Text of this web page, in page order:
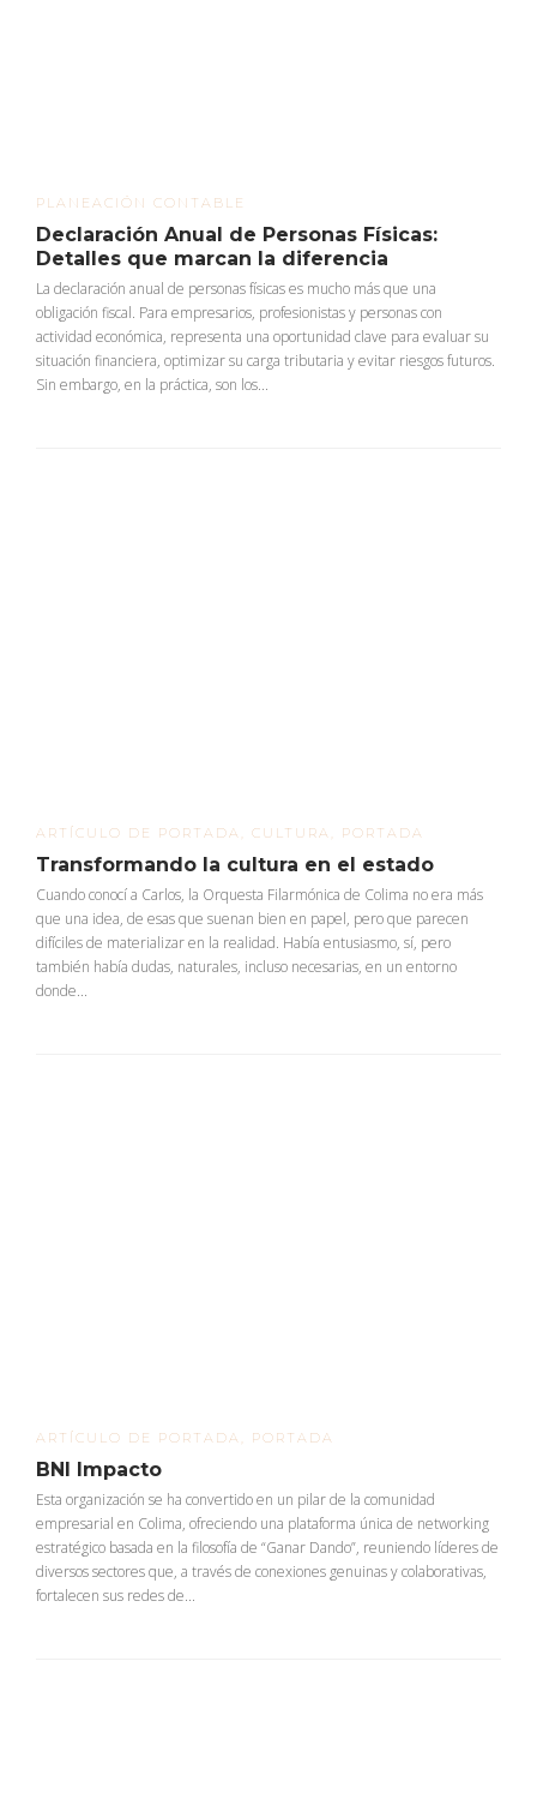
PLANEACIÓN CONTABLE
Declaración Anual de Personas Físicas:
Detalles que marcan la diferencia
La declaración anual de personas físicas es mucho más que una
obligación fiscal. Para empresarios, profesionistas y personas con
actividad económica, representa una oportunidad clave para evaluar su
situación financiera, optimizar su carga tributaria y evitar riesgos futuros.
Sin embargo, en la práctica, son los...
ARTÍCULO DE PORTADA CULTURA PORTADA
Transformando la cultura en el estado
Cuando conocí a Carlos, la Orquesta Filarmónica de Colima no era más
que una idea, de esas que suenan bien en papel, pero que parecen
difíciles de materializar en la realidad. Había entusiasmo, sí, pero
también había dudas, naturales, incluso necesarias, en un entorno
donde...
ARTÍCULO DE PORTADA PORTADA
BNI Impacto
Esta organización se ha convertido en un pilar de la comunidad
empresarial en Colima, ofreciendo una plataforma única de networking
estratégico basada en la filosofía de “Ganar Dando”, reuniendo líderes de
diversos sectores que, a través de conexiones genuinas y colaborativas,
fortalecen sus redes de...